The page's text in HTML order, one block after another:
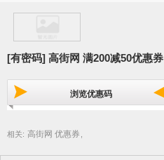
[有密码] 高街网 满200减50优惠券
浏览优惠码
相关: 高街网 优惠券